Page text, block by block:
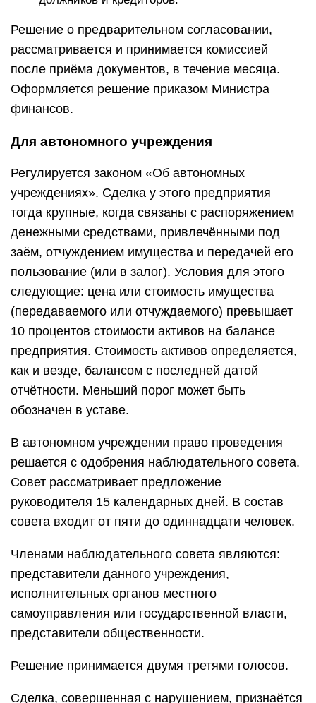
Решение о предварительном согласовании,
рассматривается и принимается комиссией
после приёма документов, в течение месяца.
Оформляется решение приказом Министра
финансов.
Для автономного учреждения
Регулируется законом «Об автономных
учреждениях». Сделка у этого предприятия
тогда крупные, когда связаны с распоряжением
денежными средствами, привлечёнными под
заём, отчуждением имущества и передачей его
пользование (или в залог). Условия для этого
следующие: цена или стоимость имущества
(передаваемого или отчуждаемого) превышает
10 процентов стоимости активов на балансе
предприятия. Стоимость активов определяется,
как и везде, балансом с последней датой
отчётности. Меньший порог может быть
обозначен в уставе.
В автономном учреждении право проведения
решается с одобрения наблюдательного совета.
Совет рассматривает предложение
руководителя 15 календарных дней. В состав
совета входит от пяти до одиннадцати человек.
Членами наблюдательного совета являются:
представители данного учреждения,
исполнительных органов местного
самоуправления или государственной власти,
представители общественности.
Решение принимается двумя третями голосов.
Сделка, совершенная с нарушением, признаётся